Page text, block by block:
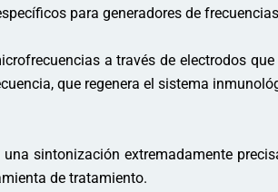
para generadores de
a través de electrodos
que regenera el sistema
sintonización extremadamente
de tratamiento.